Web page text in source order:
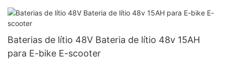
Baterias de lítio 48V Bateria de lítio 48v 15AH
para E-bike E-scooter